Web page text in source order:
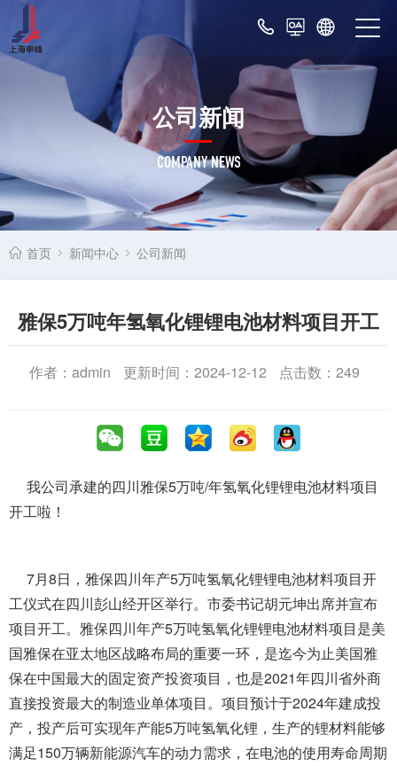
公司新闻
COMPANY NEWS
首页 新闻中心 公司新闻
雅保5万吨年氢氧化锂锂电池材料项目开工
作者：admin 更新时间：2024-12-12 点击数： 249
我公司承建的四川雅保5万吨/年氢氧化锂锂电池材料项目
开工啦！
7月8日，雅保四川年产5万吨氢氧化锂锂电池材料项目开
工仪式在四川彭山经开区举行。市委书记胡元坤出席并宣布
项目开工。雅保四川年产5万吨氢氧化锂锂电池材料项目是美
国雅保在亚太地区战略布局的重要一环，是迄今为止美国雅
保在中国最大的固定资产投资项目，也是2021年四川省外商
直接投资最大的制造业单体项目。项目预计于2024年建成投
产，投产后可实现年产能5万吨氢氧化锂，生产的锂材料能够
满足150万辆新能源汽车的动力需求，在电池的使用寿命周期